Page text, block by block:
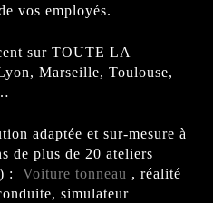
vos employés.
sur TOUTE LA
Marseille, Toulouse,
adaptée et sur-mesure à
de plus de 20 ateliers
:
Voiture tonneau , réalité
simulateur